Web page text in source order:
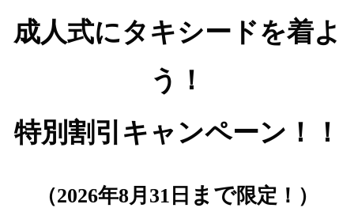
成人式にタキシードを着よ
う！
特別割引キャンペーン！！
（2026年8月31日 まで限定！）